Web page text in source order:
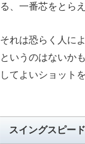
る、一番芯をとら
それは恐らく人に
というのはないか
してよいショット
スイングスピー